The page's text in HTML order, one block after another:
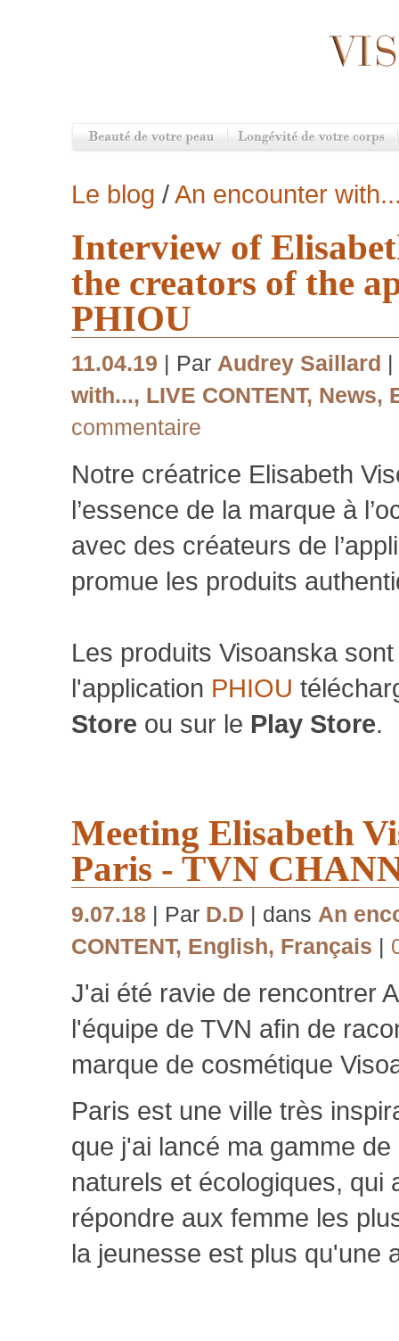
Le blog /An encounter
Interview of
the creators of the
PHIOU
11.04.19 | Par Audrey Saillard
with..., LIVE CONTENT, News,
commentaire
Notre créatrice Elisabeth
l’essence de la marque à
avec des créateurs de
promue les produits
Les produits Visoanska
l'application PHIOU
Store ou sur le Play Store.
Meeting Elisabeth
Paris - TVN
9.07.18 | Par D.D | dans An
CONTENT, English, Français |
J'ai été ravie de rencontrer
l'équipe de TVN afin de
marque de cosmétique
Paris est une ville très
que j'ai lancé ma gamme
naturels et écologiques, qui
répondre aux femme les
la jeunesse est plus qu'une